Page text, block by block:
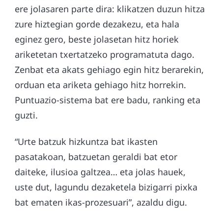
ere jolasaren parte dira: klikatzen duzun hitza
zure hiztegian gorde dezakezu, eta hala
eginez gero, beste jolasetan hitz horiek
ariketetan txertatzeko programatuta dago.
Zenbat eta akats gehiago egin hitz berarekin,
orduan eta ariketa gehiago hitz horrekin.
Puntuazio-sistema bat ere badu, ranking eta
guzti.
“Urte batzuk hizkuntza bat ikasten
pasatakoan, batzuetan geraldi bat etor
daiteke, ilusioa galtzea… eta jolas hauek,
uste dut, lagundu dezaketela bizigarri pixka
bat ematen ikas-prozesuari”, azaldu digu.